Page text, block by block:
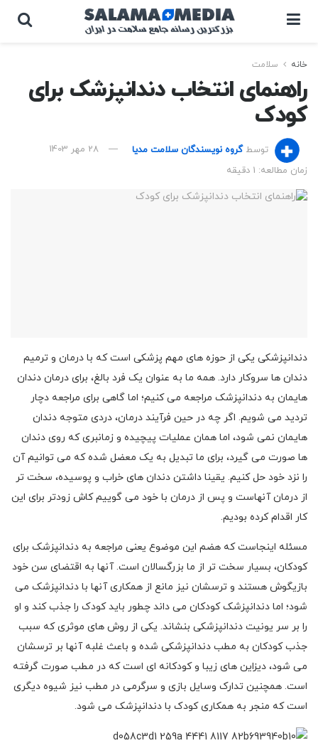
خانه سلامت
راهنمای انتخاب دندانپزشک برای
کودک
توسط گروه نویسندگان سلامت مدیا
28 مهر 1403
زمان مطالعه: 1 دقیقه
دندانپزشکی یکی از حوزه های مهم پزشکی است که با درمان و ترمیم
دندان ها سروکار دارد. همه ما به عنوان یک فرد بالغ، برای درمان دندان
هایمان به دندانپزشک مراجعه می کنیم؛ اما گاهی برای مراجعه دچار
تردید می شویم. اگر چه در حین فرآیند درمان، دردی متوجه دندان
هایمان نمی شود، اما همان عملیات پیچیده و زمانبری که روی دندان
ها صورت می گیرد، برای ما تبدیل به یک معضل شده که می توانیم آن
را نزد خود حل کنیم. یقینا داشتن دندان های خراب و پوسیده، سخت تر
از درمان آنهاست و پس از درمان با خود می گوییم کاش زودتر برای این
کار اقدام کرده بودیم.
مسئله اینجاست که هضم این موضوع یعنی مراجعه به دندانپزشک برای
کودکان، بسیار سخت تر از ما بزرگسالان است. آنها به اقتضای سن خود
بازیگوش هستند و ترسشان نیز مانع از همکاری آنها با دندانپزشک می
شود؛ اما دندانپزشک کودکان می داند چطور باید کودک را جذب کند و او
را بر سر یونیت دندانپزشکی بنشاند. یکی از روش های موثری که سبب
جذب کودکان به مطب دندانپزشکی شده و باعث غلبه آنها بر ترسشان
می شود، دیزاین های زیبا و کودکانه ای است که در مطب صورت گرفته
است. همچنین تدارک وسایل بازی و سرگرمی در مطب نیز شیوه دیگری
است که منجر به همکاری کودک با دندانپزشک می شود.